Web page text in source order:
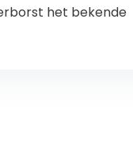
het bekende